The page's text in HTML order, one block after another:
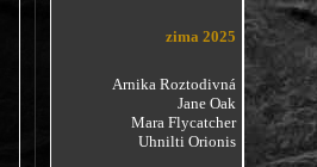
zima 2025
Arnika Roztodivná
Jane Oak
Mara Flycatcher
Uhnilti Orionis